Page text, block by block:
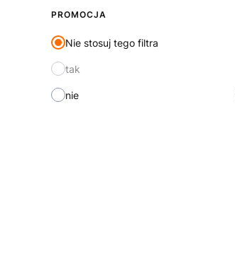
PROMOCJA
Nie stosuj tego filtra
tak
nie